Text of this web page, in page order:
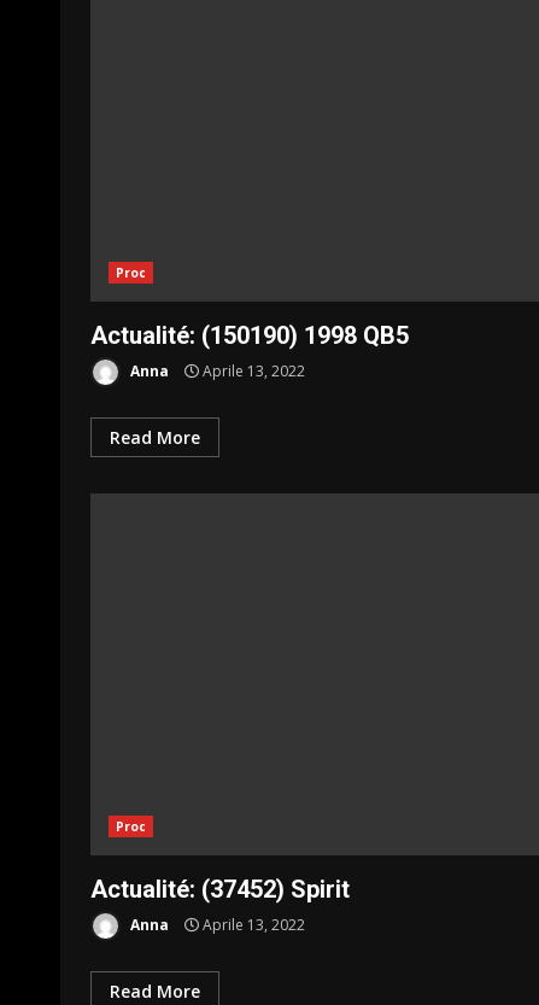
Proc
Actualité: (150190) 1998 QB5
Anna Aprile 13, 2022
Read More
Proc
Actualité: (37452) Spirit
Anna Aprile 13, 2022
Read More